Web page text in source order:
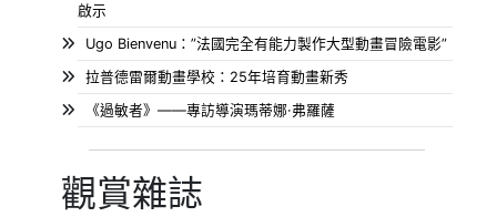
啟示
Ugo Bienvenu：”法國完全有能力製作大型動畫冒險電影”
拉普德雷爾動畫學校：25年培育動畫新秀
《過敏者》——專訪導演瑪蒂娜·弗羅薩
觀賞雜誌